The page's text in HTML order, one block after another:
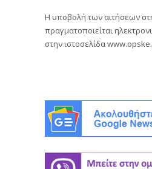
Η υποβολή των αιτήσεων
πραγματοποιείται
στην ιστοσελίδα